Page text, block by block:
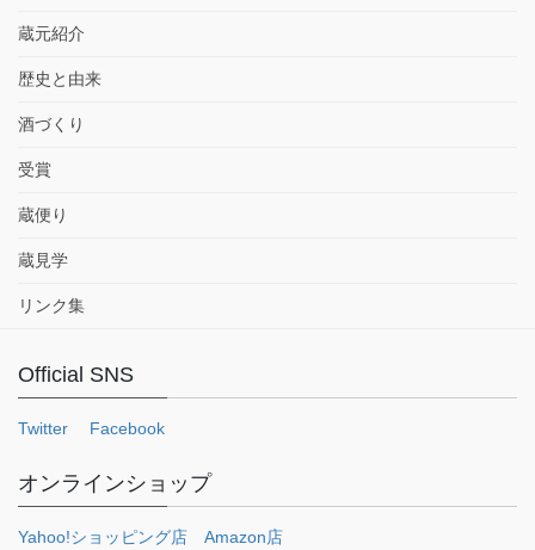
蔵元紹介
歴史と由来
酒づくり
受賞
蔵便り
蔵見学
リンク集
Official SNS
Twitter Facebook
オンラインショップ
Yahoo!ショッピング店 Amazon店